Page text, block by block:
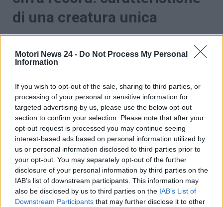
Motori News 24 - Do Not Process My Personal
Information
If you wish to opt-out of the sale, sharing to third parties, or
processing of your personal or sensitive information for
targeted advertising by us, please use the below opt-out
section to confirm your selection. Please note that after your
opt-out request is processed you may continue seeing
interest-based ads based on personal information utilized by
us or personal information disclosed to third parties prior to
your opt-out. You may separately opt-out of the further
disclosure of your personal information by third parties on the
IAB’s list of downstream participants. This information may
also be disclosed by us to third parties on the IAB’s List of
Downstream Participants that may further disclose it to other
di una creatura unica
L’automobile di cui vi stiamo parlando èdel 1990, ed
è stata ceduta per una cifra di circa 17.000 dollari, il
che ha attirato l’attenzione tanto in Brasile quanto
appartenente allaprima generazione della Uno
Mille, e nonostante abbia oltre 30 anni è in
condizioni eccezionali , come se fosse nuova.
Inoltre non è mai stata immatricolataeha
percorso appena 65 chilometri, quindi ci stiamo
riferendo a quella che è ampiamente considerabile
una macchina ‘chilometro zero’.